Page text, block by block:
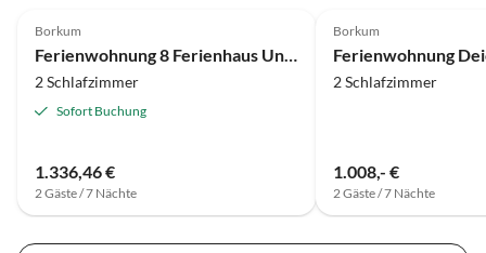
Borkum
Ferienwohnung 8 Ferienhaus Under de Diek
2 Schlafzimmer
Sofort Buchung
1.336,46 €
2 Gäste / 7 Nächte
Borkum
Ferienwohnung
2 Schlafzimmer
1.008,- €
2 Gäste / 7 Nächte